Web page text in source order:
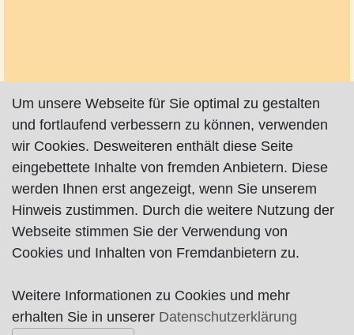
Impressum| Datenschutz
Um unsere Webseite für Sie optimal zu gestalten
und fortlaufend verbessern zu können, verwenden
wir Cookies. Desweiteren enthält diese Seite
eingebettete Inhalte von fremden Anbietern. Diese
werden Ihnen erst angezeigt, wenn Sie unserem
Hinweis zustimmen. Durch die weitere Nutzung der
Webseite stimmen Sie der Verwendung von
Cookies und Inhalten von Fremdanbietern zu.
Weitere Informationen zu Cookies und mehr
erhalten Sie in unserer Datenschutzerklärung